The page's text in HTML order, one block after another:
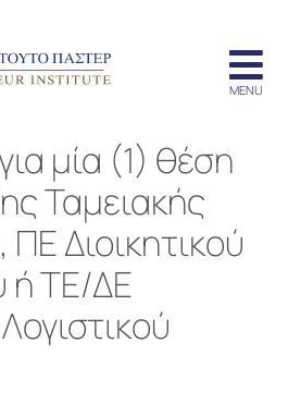
μία (1) θέση
Ταμειακής
ΠΕ Διοικητικού
ή ΤΕ/ΔΕ